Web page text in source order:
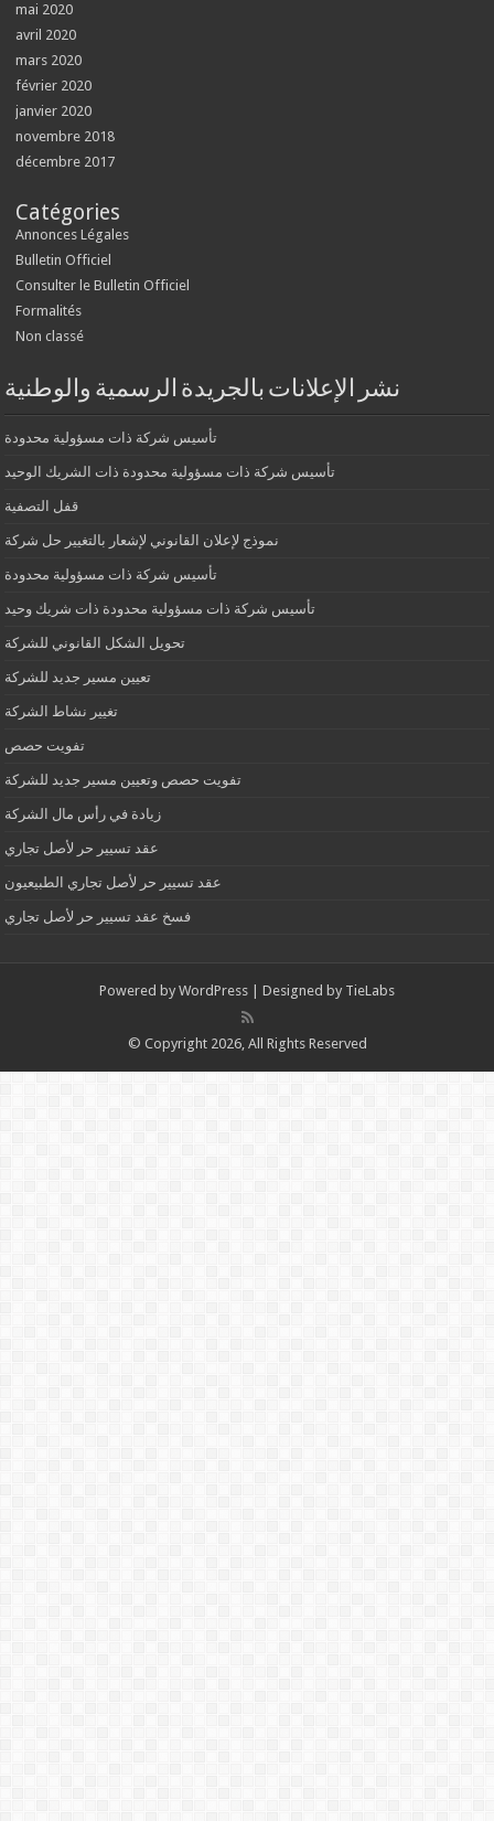
mai 2020
avril 2020
mars 2020
février 2020
janvier 2020
novembre 2018
décembre 2017
Catégories
Annonces Légales
Bulletin Officiel
Consulter le Bulletin Officiel
Formalités
Non classé
نشر الإعلانات بالجريدة الرسمية والوطنية
تأسيس شركة ذات مسؤولية محدودة
تأسيس شركة ذات مسؤولية محدودة ذات الشريك الوحيد
قفل التصفية
نموذج لإعلان القانوني لإشعار بالتغيير حل شركة
تأسيس شركة ذات مسؤولية محدودة
تأسيس شركة ذات مسؤولية محدودة ذات شريك وحيد
تحويل الشكل القانوني للشركة
تعيين مسير جديد للشركة
تغيير نشاط الشركة
تفويت حصص
تفويت حصص وتعيين مسير جديد للشركة
زيادة في رأس مال الشركة
عقد تسيير حر لأصل تجاري
عقد تسيير حر لأصل تجاري الطبيعيون
فسخ عقد تسيير حر لأصل تجاري
Powered by WordPress | Designed by TieLabs
© Copyright 2026, All Rights Reserved